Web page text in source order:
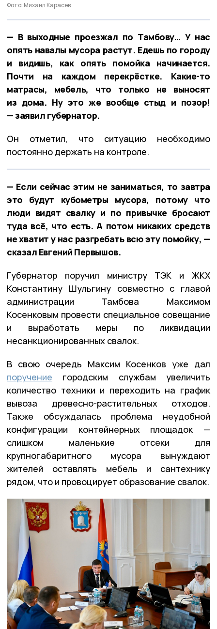
Фото: Михаил Карасев
— В выходные проезжал по Тамбову… У нас
опять навалы мусора растут. Едешь по городу
и видишь, как опять помойка начинается.
Почти на каждом перекрёстке. Какие-то
матрасы, мебель, что только не выносят
из дома. Ну это же вообще стыд и позор!
— заявил губернатор.
Он отметил, что ситуацию необходимо
постоянно держать на контроле.
— Если сейчас этим не заниматься, то завтра
это будут кубометры мусора, потому что
люди видят свалку и по привычке бросают
туда всё, что есть. А потом никаких средств
не хватит у нас разгребать всю эту помойку, —
сказал Евгений Первышов.
Губернатор поручил министру ТЭК и ЖКХ
Константину Шульгину совместно с главой
администрации Тамбова Максимом
Косенковым провести специальное совещание
и выработать меры по ликвидации
несанкционированных свалок.
В свою очередь Максим Косенков уже дал
поручение городским службам увеличить
количество техники и переходить на график
вывоза древесно-растительных отходов.
Также обсуждалась проблема неудобной
конфигурации контейнерных площадок —
слишком маленькие отсеки для
крупногабаритного мусора вынуждают
жителей оставлять мебель и сантехнику
рядом, что и провоцирует образование свалок.